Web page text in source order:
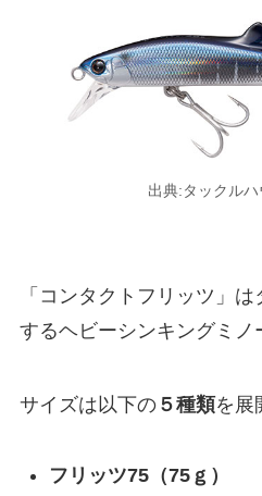
出典:タックル
「コンタクトフリッツ」
するヘビーシンキングミノ
サイズは以下の５種類を展
フリッツ75（75ｇ）